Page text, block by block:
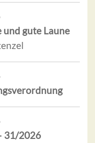
gute Laune
31/2026